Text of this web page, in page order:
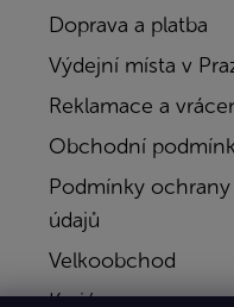
Doprava a platba
Výdejní místa v
Reklamace a
Obchodní
Podmínky
údajů
Velkoobchod
Kariéra